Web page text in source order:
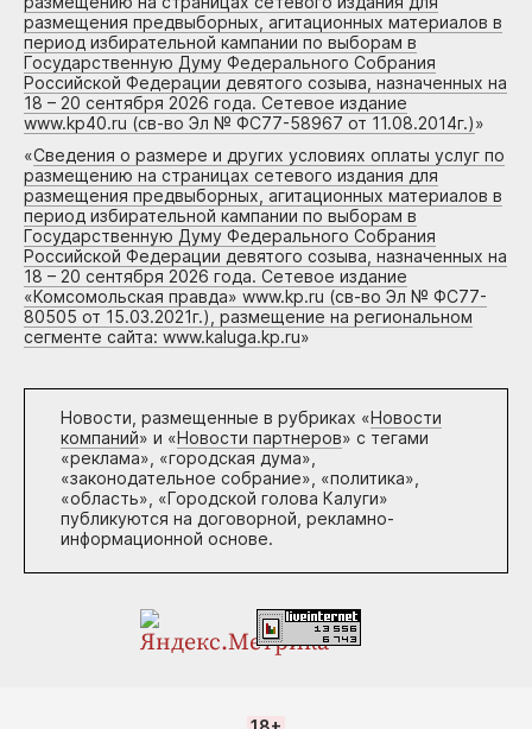
размещения предвыборных, агитационных материалов в
период избирательной кампании по выборам в
Государственную Думу Федерального Собрания
Российской Федерации девятого созыва, назначенных на
18 – 20 сентября 2026 года. Сетевое издание
www.kp40.ru (св-во Эл № ФС77-58967 от 11.08.2014г.)»
«Сведения о размере и других условиях оплаты услуг по
размещению на страницах сетевого издания для
размещения предвыборных, агитационных материалов в
период избирательной кампании по выборам в
Государственную Думу Федерального Собрания
Российской Федерации девятого созыва, назначенных на
18 – 20 сентября 2026 года. Сетевое издание
«Комсомольская правда» www.kp.ru (св-во Эл № ФС77-
80505 от 15.03.2021г.), размещение на региональном
сегменте сайта: www.kaluga.kp.ru»
Новости, размещенные в рубриках «Новости
компаний» и «Новости партнеров» с тегами
«реклама», «городская дума»,
«законодательное собрание», «политика»,
«область», «Городской голова Калуги»
публикуются на договорной, рекламно-
информационной основе.